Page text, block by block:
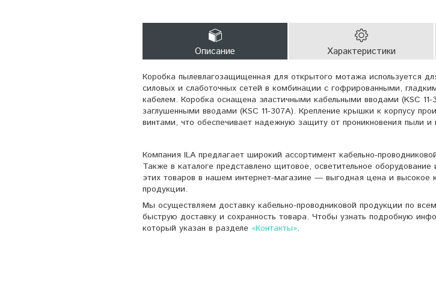
Описание Характеристики
Коробка пылевлагозащищенная для открытого мотажа используется
силовых и слаботочных сетей в комбинации с гофрированными,
кабелем. Коробка оснащена эластичными кабельными вводами (KSC
заглушенными вводами (KSC 11-307A). Крепление крышки к корпусу
винтами, что обеспечивает надежную защиту от проникновения пыли и
Компания ILA предлагает широкий ассортимент кабельно-
Также в каталоге представлено щитовое, осветительное
этих товаров в нашем интернет-магазине — выгодная цена и высокое
продукции.
Мы осуществляем доставку кабельно-проводниковой продукции по
быструю доставку и сохранность товара. Чтобы узнать подробную
который указан в разделе «Контакты».